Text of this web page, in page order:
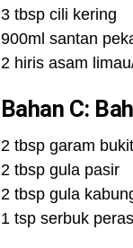
3 tbsp cili kering
900ml santan
2 hiris asam
Bahan C:
2 tbsp garam bukit
2 tbsp gula pasir
2 tbsp gula
1 tsp serbuk